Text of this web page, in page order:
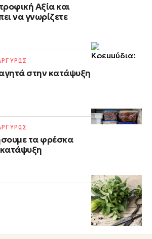
Αξία και
να γνωρίζετε
στην κατάψυξη
τα φρέσκα